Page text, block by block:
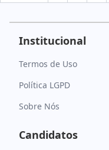
Institucional
Termos de Uso
Política LGPD
Sobre Nós
Candidatos